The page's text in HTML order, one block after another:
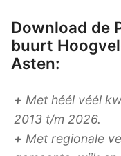
Download de
buurt
Asten:
+ Met héél véél
2013 t/m 2026.
+ Met regionale